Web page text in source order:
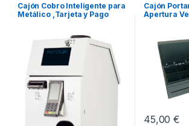
Cajón Cobro Inteligente para
Metálico ,Tarjeta y Pago
Cajón
Apertura
45,00€